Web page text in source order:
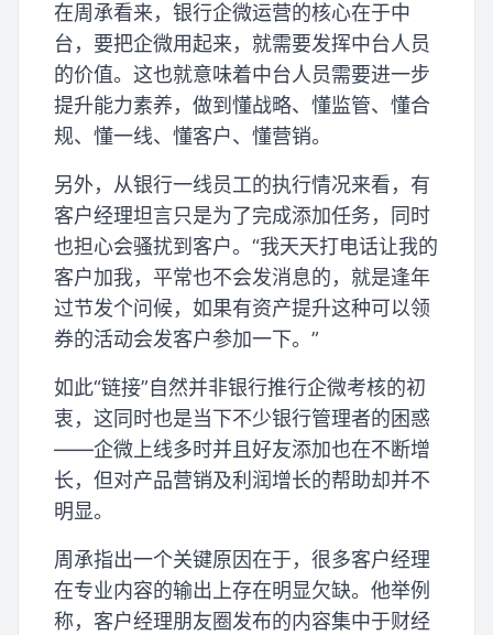
在周承看来，银行企微运营的核心在于中
台，要把企微用起来，就需要发挥中台人员
的价值。这也就意味着中台人员需要进一步
提升能力素养，做到懂战略、懂监管、懂合
规、懂一线、懂客户、懂营销。
另外，从银行一线员工的执行情况来看，有
客户经理坦言只是为了完成添加任务，同时
也担心会骚扰到客户。“我天天打电话让我的
客户加我，平常也不会发消息的，就是逢年
过节发个问候，如果有资产提升这种可以领
券的活动会发客户参加一下。”
如此“链接”自然并非银行推行企微考核的初
衷，这同时也是当下不少银行管理者的困惑
——企微上线多时并且好友添加也在不断增
长，但对产品营销及利润增长的帮助却并不
明显。
周承指出一个关键原因在于，很多客户经理
在专业内容的输出上存在明显欠缺。他举例
称，客户经理朋友圈发布的内容集中于财经